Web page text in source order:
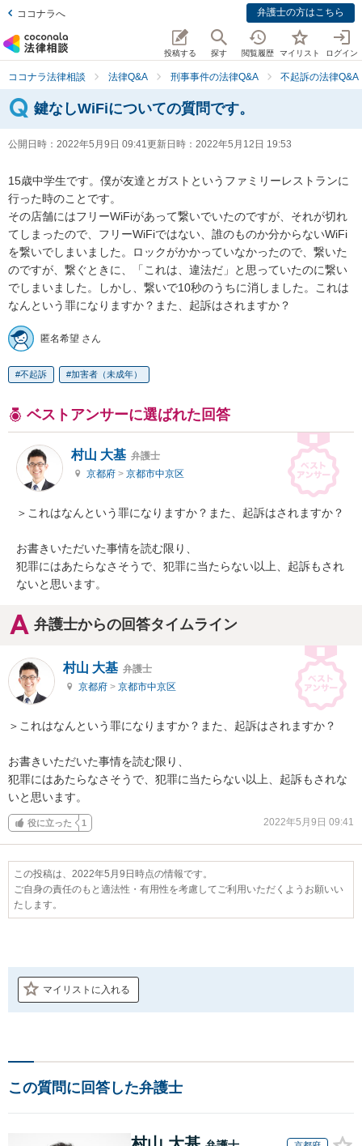
ココナラへ 弁護士の方はこちら
投稿する 探す 閲覧履歴 マイリスト ログイン
ココナラ法律相談 法律Q&A 刑事事件の法律Q&A 不起訴の法律Q&A
鍵なしWiFiについての質問です。
公開日時： 2022年5月9日 09:41更新日時： 2022年5月12日 19:53
15歳中学生です。僕が友達とガストというファミリーレストランに
行った時のことです。
その店舗にはフリーWiFiがあって繋いでいたのですが、それが切れ
てしまったので、フリーWiFiではない、誰のものか分からないWiFi
を繋いでしまいました。ロックがかかっていなかったので、繋いた
のですが、繋ぐときに、「これは、違法だ」と思っていたのに繋い
でしまいました。しかし、繋いで10秒のうちに消しました。これは
なんという罪になりますか？また、起訴はされますか？
匿名希望 さん
不起訴 加害者（未成年）
ベストアンサーに選ばれた回答
村山 大基 弁護士
京都府 > 京都市中京区
＞これはなんという罪になりますか？また、起訴はされますか？
お書きいただいた事情を読む限り、
犯罪にはあたらなさそうで、犯罪に当たらない以上、起訴もされ
ないと思います。
弁護士からの回答タイムライン
村山 大基 弁護士
京都府 > 京都市中京区
＞これはなんという罪になりますか？また、起訴はされますか？
お書きいただいた事情を読む限り、
犯罪にはあたらなさそうで、犯罪に当たらない以上、起訴もされな
いと思います。
役に立った 1 2022年5月9日 09:41
この投稿は、2022年5月9日時点の情報です。
ご自身の責任のもと適法性・有用性を考慮してご利用いただくようお願いい
たします。
マイリストに入れる
この質問に回答した弁護士